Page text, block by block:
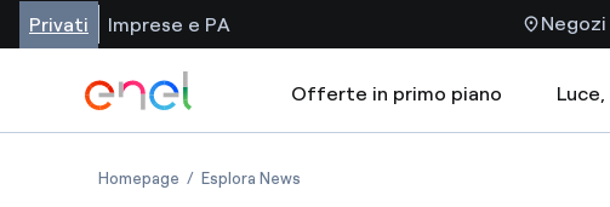
Privati Imprese e PA Negozi
Offerte in primo piano Luce,
Homepage Esplora News